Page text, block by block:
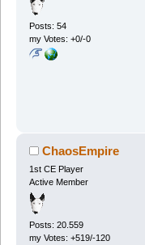
Posts: 54
my Votes: +0/-0
ChaosEmpire
1st CE Player
Active Member
Posts: 20.559
my Votes: +519/-120